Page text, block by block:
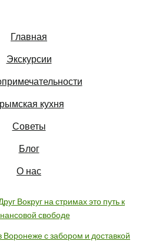
Главная
Экскурсии
кухня
Советы
Блог
О нас
Вокруг на стримах это путь к
свободе
Воронеже с забором и доставкой